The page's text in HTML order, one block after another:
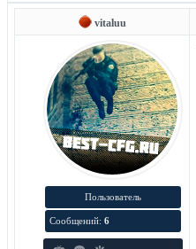
vitaluu
Пользователь
Сообщений: 6